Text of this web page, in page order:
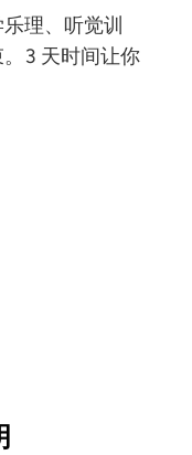
理、听觉训
3 天时间让你